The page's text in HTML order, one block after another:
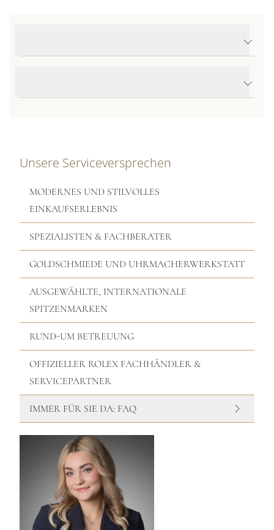
Unsere Serviceversprechen
MODERNES UND STILVOLLES
EINKAUFSERLEBNIS
SPEZIALISTEN & FACHBERATER
GOLDSCHMIEDE UND UHRMACHERWERKSTATT
AUSGEWÄHLTE, INTERNATIONALE
SPITZENMARKEN
RUND-UM BETREUUNG
OFFIZIELLER ROLEX FACHHÄNDLER &
SERVICEPARTNER
IMMER FÜR SIE DA: FAQ